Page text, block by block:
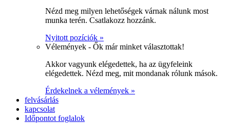
Nézd meg milyen lehetőségek várnak nálunk most
munka terén. Csatlakozz hozzánk.
Nyitott pozíciók »
Vélemények - Ők már minket választottak!
Akkor vagyunk elégedettek, ha az ügyfeleink
elégedettek. Nézd meg, mit mondanak rólunk mások.
Érdekelnek a vélemények »
felvásárlás
kapcsolat
Időpontot foglalok